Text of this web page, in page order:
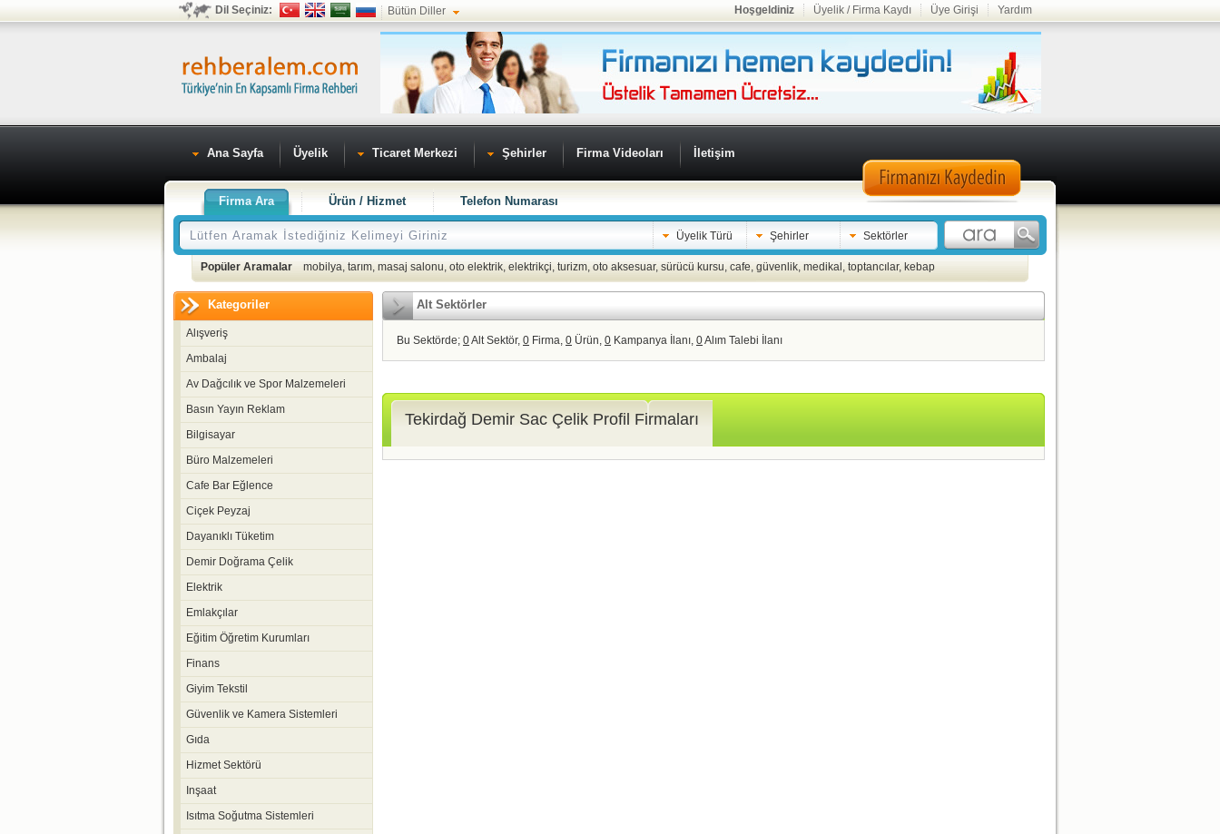
Dil Seçiniz: Bütün Diller Hoşgeldiniz Üyelik / Firma Kaydı Üye Girişi Yardım
Ana Sayfa Üyelik Ticaret Merkezi Şehirler Firma Videoları İletişim
Firma Ara Ürün / Hizmet Telefon Numarası
Üyelik Türü Şehirler Sektörler
Popüler Aramalar mobilya, tarım, masaj salonu, oto elektrik, elektrikçi, turizm, oto aksesuar, sürücü kursu, cafe, güvenlik, medikal , toptancılar, kebap
Kategoriler
Alışveriş
Ambalaj
Av Dağcılık ve Spor Malzemeleri
Basın Yayın Reklam
Bilgisayar
Büro Malzemeleri
Cafe Bar Eğlence
Ciçek Peyzaj
Dayanıklı Tüketim
Demir Doğrama Çelik
Elektrik
Emlakçılar
Eğitim Öğretim Kurumları
Finans
Giyim Tekstil
Güvenlik ve Kamera Sistemleri
Gıda
Hizmet Sektörü
Inşaat
Isıtma Soğutma Sistemleri
Alt Sektörler
Bu Sektörde; 0Alt Sektör, 0 Firma, 0 Ürün, 0 Kampanya İlanı, 0Alım Talebi İlanı
Tekirdağ Demir Sac Çelik Profil Firmaları